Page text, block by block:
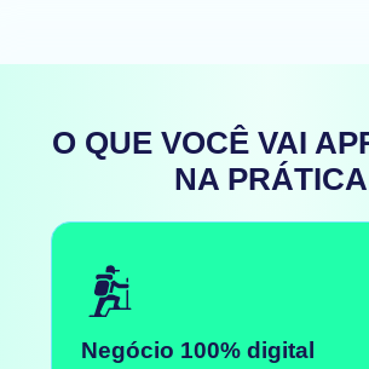
O QUE VOCÊ VAI
NA PRÁTICA
Negócio 100% digital